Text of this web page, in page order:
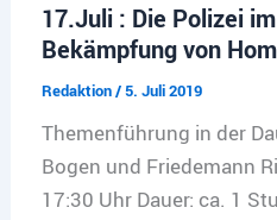
17.Juli : Die Polizei
Bekämpfung von
Redaktion/5. Juli 2019
Themenführung in der
Bogen und Friedemann
17:30 Uhr Dauer: ca. 1